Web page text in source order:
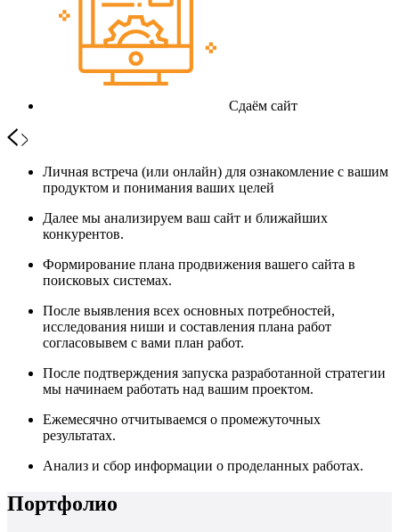
Сдаём сайт
Личная встреча (или онлайн) для ознакомление с вашим
продуктом и понимания ваших целей
Далее мы анализируем ваш сайт и ближайших
конкурентов.
Формирование плана продвижения вашего сайта в
поисковых системах.
После выявления всех основных потребностей,
исследования ниши и составления плана работ
согласовывем с вами план работ.
После подтверждения запуска разработанной стратегии
мы начинаем работать над вашим проектом.
Ежемесячно отчитываемся о промежуточных
результатах.
Анализ и сбор информации о проделанных работах.
Портфолио